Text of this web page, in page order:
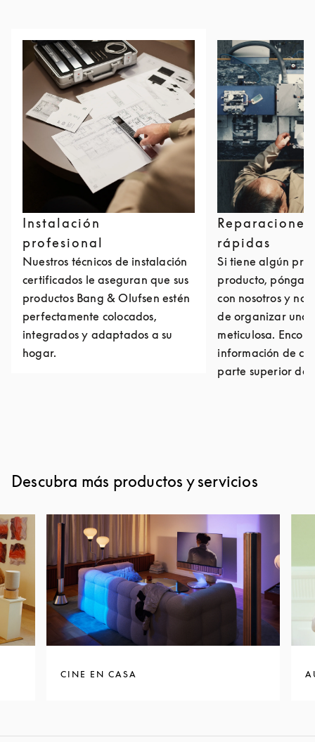
Instalación
profesional
Nuestros técnicos de instalación
certificados le aseguran que sus
productos Bang & Olufsen estén
perfectamente colocados,
integrados y adaptados a su
hogar.
Reparaciones
rápidas
Si tiene algún
producto,
con nosotros y
de organizar una
meticulosa.
información de
parte superior de
Descubra más productos y servicios
CINE EN CASA